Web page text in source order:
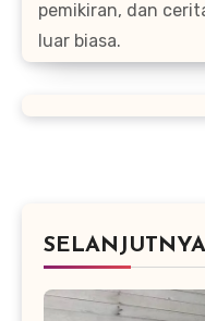
pemikiran, dan
luar biasa.